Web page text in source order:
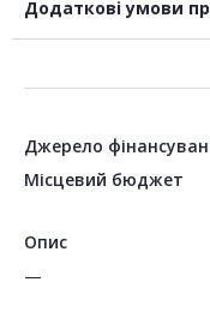
Додаткові умови
Джерело
Місцевий бюджет
Опис
—